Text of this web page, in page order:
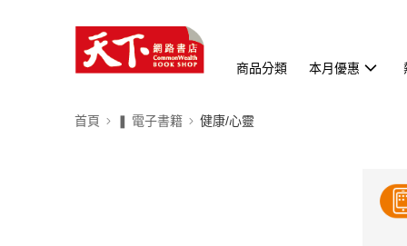
商品分類 本月優惠
首頁 ❚ 電子書籍 健康/心靈